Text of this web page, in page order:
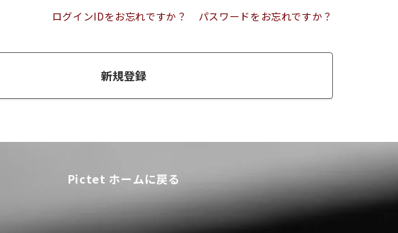
ログインIDをお忘れですか？ パスワードをお忘れですか？
新規登録
Pictet ホームに戻る